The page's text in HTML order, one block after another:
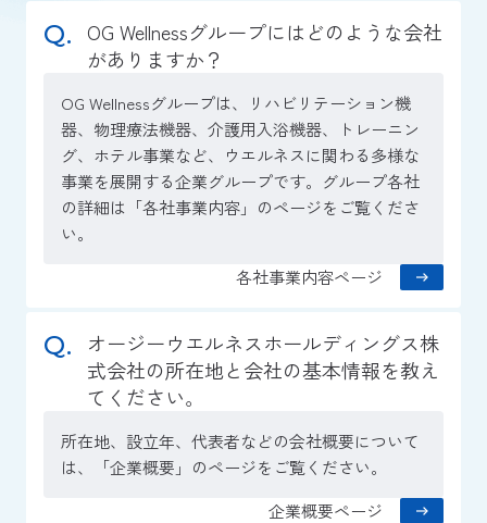
OG Wellnessグループにはどのような会社
がありますか？
OG Wellnessグループは、リハビリテーション機
器、物理療法機器、介護用入浴機器、トレーニン
グ、ホテル事業など、ウエルネスに関わる多様な
事業を展開する企業グループです。グループ各社
の詳細は「各社事業内容」のページをご覧くださ
い。
各社事業内容ページ
オージーウエルネスホールディングス株
式会社の所在地と会社の基本情報を教え
てください。
所在地、設立年、代表者などの会社概要について
は、「企業概要」のページをご覧ください。
企業概要ページ